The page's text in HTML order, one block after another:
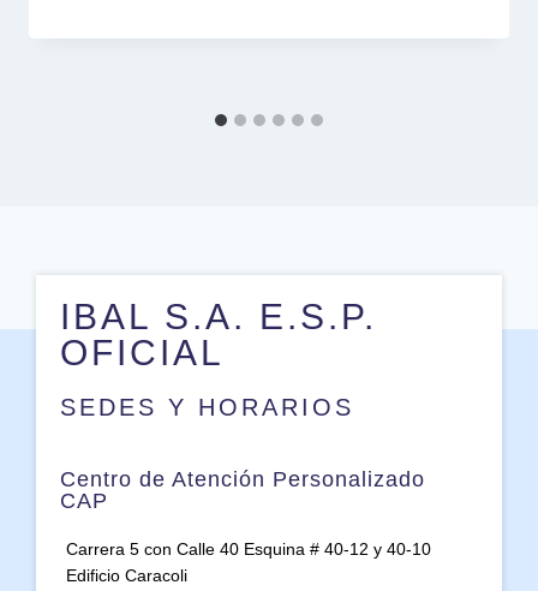
IBAL S.A. E.S.P.
OFICIAL
SEDES Y HORARIOS
Centro de Atención Personalizado
CAP
Carrera 5 con Calle 40 Esquina # 40-12 y 40-10
Edificio Caracoli